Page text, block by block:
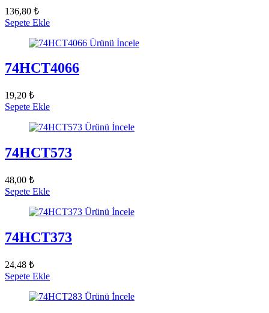
136,80 ₺
Sepete Ekle
Ürünü İncele
74HCT4066
19,20 ₺
Sepete Ekle
Ürünü İncele
74HCT573
48,00 ₺
Sepete Ekle
Ürünü İncele
74HCT373
24,48 ₺
Sepete Ekle
Ürünü İncele